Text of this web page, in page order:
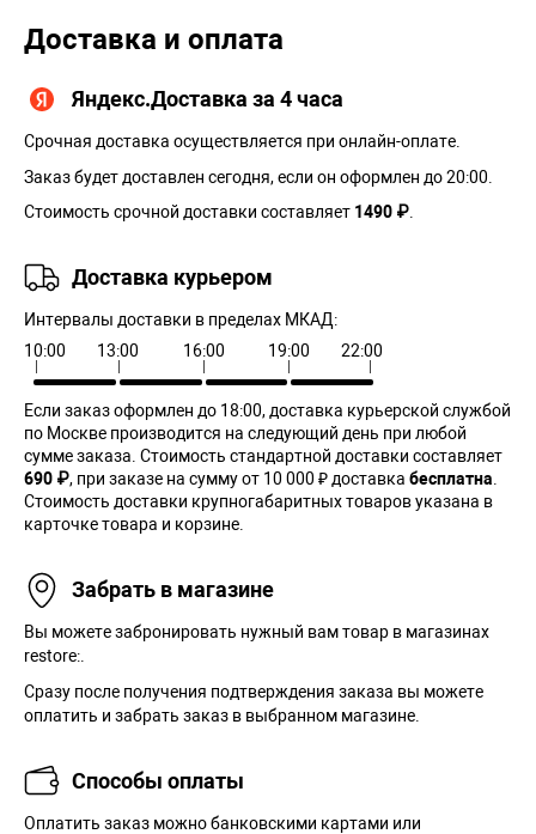
Доставка и оплата
Яндекс.Доставка за 4 часа
Срочная доставка осуществляется при онлайн-оплате.
Заказ будет доставлен сегодня, если он оформлен до 20:00.
Стоимость срочной доставки составляет 1490 ₽
Доставка курьером
Интервалы доставки в пределах МКАД:
10:00
13:00 16:00 19:00 22:00
Если заказ оформлен до 18:00, доставка курьерской службой
по Москве производится на следующий день при любой
сумме заказа. Cтоимость стандартной доставки составляет
690 ₽, при заказе на сумму от 10 000 ₽ доставка бесплатна
Стоимость доставки крупногабаритных товаров указана в
карточке товара и корзине.
Забрать в магазине
Вы можете забронировать нужный вам товар в магазинах
restore:.
Сразу после получения подтверждения заказа вы можете
оплатить и забрать заказ в выбранном магазине.
Способы оплаты
Оплатить заказ можно банковскими картами или